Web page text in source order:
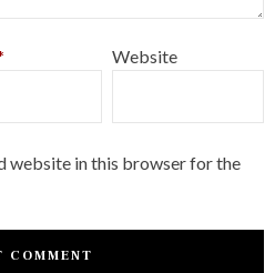
Website
website in this browser for the